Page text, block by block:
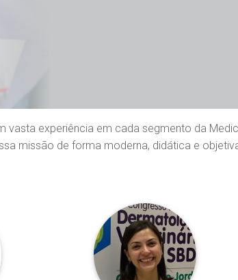
experiência em cada segmento da
missão de forma moderna, didática e